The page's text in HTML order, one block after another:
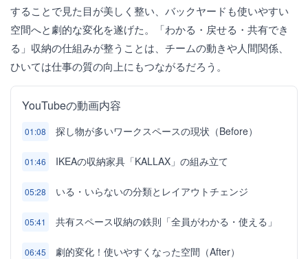
することで見た目が美しく整い、バックヤードも使いやすい
空間へと劇的な変化を遂げた。「わかる・戻せる・共有でき
る」収納の仕組みが整うことは、チームの動きや人間関係、
ひいては仕事の質の向上にもつながるだろう。
YouTubeの動画内容
01:08 探し物が多いワークスペースの現状（Before）
01:46 IKEAの収納家具「KALLAX」の組み立て
05:28 いる・いらないの分類とレイアウトチェンジ
05:41 共有スペース収納の鉄則「全員がわかる・使える」
06:45 劇的変化！使いやすくなった空間（After）